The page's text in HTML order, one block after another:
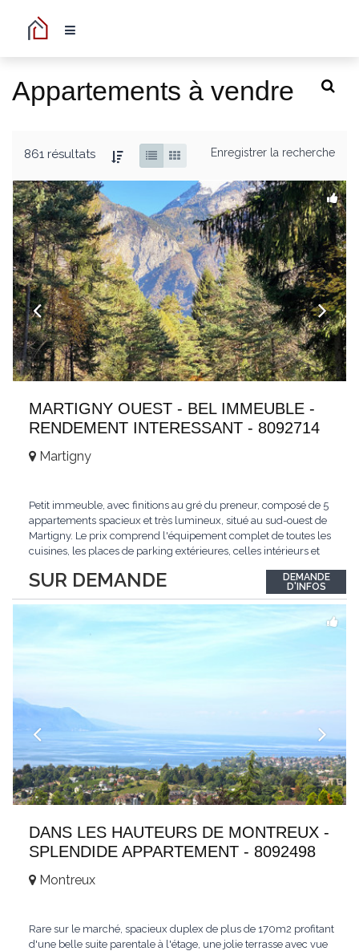
Appartements à vendre
861 résultats Enregistrer la recherche
MARTIGNY OUEST - BEL IMMEUBLE -
RENDEMENT INTERESSANT - 8092714
SUR DEMANDE
Martigny
Petit immeuble, avec finitions au gré du preneur, composé de 5
appartements spacieux et très lumineux, situé au sud-ouest de
Martigny. Le prix comprend l'équipement complet de toutes les
cuisines, les places de parking extérieures, celles intérieurs et
opportunité exclusive avec un rendement intéressant. Plus
d'informations...
DEMANDE
D'INFOS
DANS LES HAUTEURS DE MONTREUX -
SPLENDIDE APPARTEMENT - 8092498
Montreux
Rare sur le marché, spacieux duplex de plus de 170m2 profitant
d'une belle suite parentale à l'étage, une jolie terrasse avec vue